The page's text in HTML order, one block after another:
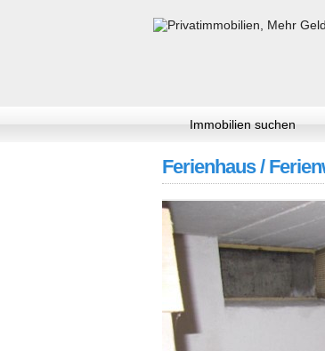
Immobilien suchen
Ferienhaus /